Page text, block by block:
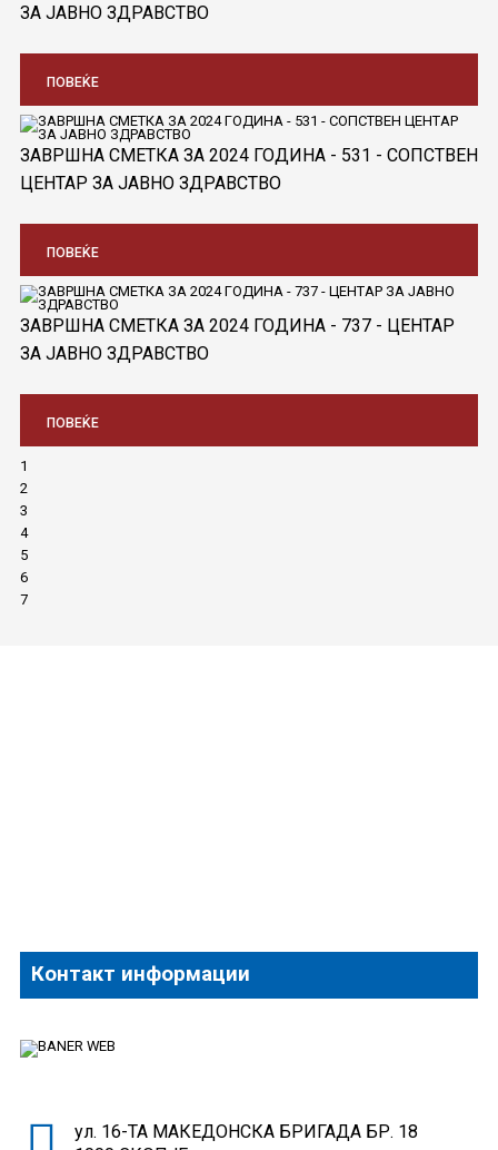
ЗА ЈАВНО ЗДРАВСТВО
ПОВЕЌЕ
ЗАВРШНА СМЕТКА ЗА 2024 ГОДИНА - 531 - СОПСТВЕН
ЦЕНТАР ЗА ЈАВНО ЗДРАВСТВО
ПОВЕЌЕ
ЗАВРШНА СМЕТКА ЗА 2024 ГОДИНА - 737 - ЦЕНТАР
ЗА ЈАВНО ЗДРАВСТВО
ПОВЕЌЕ
1
2
3
4
5
6
7
Контакт информации
ул. 16-ТА МАКЕДОНСКА БРИГАДА БР. 18